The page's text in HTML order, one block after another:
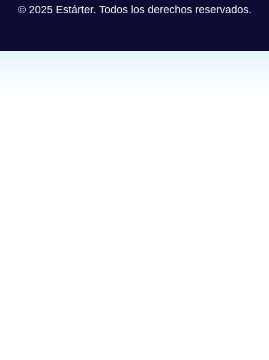
© 2025 Estárter. Todos los derechos reservados.